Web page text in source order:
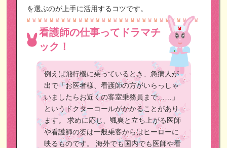
を選ぶのが上手に活用するコツです。
看護師の仕事ってドラマチ
ック！
例えば飛行機に乗っているとき、急病人が
出で「お医者様、看護師の方がいらっしゃ
いましたらお近くの客室乗務員まで……」
というドクターコールがかかることがあり
ます。
求めに応じ、颯爽と立ち上がる医師
や看護師の姿は一般乗客からはヒーローに
映るものです。
海外でも国内でも医師や看